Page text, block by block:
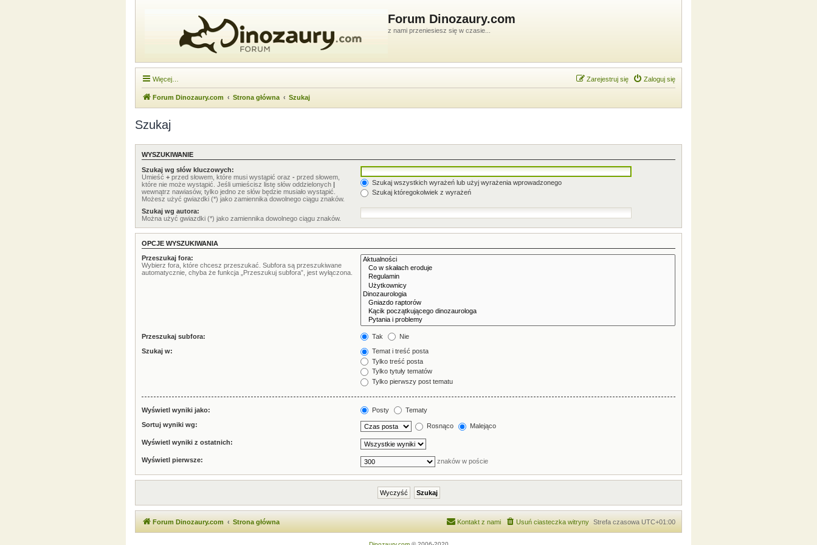
Forum Dinozaury.com
z nami przeniesiesz się w czasie...
Więcej… Zaloguj się
Zarejestruj się
Forum Dinozaury.com Strona główna Szukaj
Szukaj
WYSZUKIWANIE
Szukaj wg słów kluczowych:
Umieść + przed słowem, które musi wystąpić oraz - przed słowem,
które nie może wystąpić. Jeśli umieścisz listę słów oddzielonych |
wewnątrz nawiasów, tylko jedno ze słów będzie musiało wystąpić.
Możesz użyć gwiazdki (*) jako zamiennika dowolnego ciągu znaków.
Szukaj wszystkich wyrażeń lub użyj wyrażenia wprowadzonego
Szukaj któregokolwiek z wyrażeń
Szukaj wg autora:
Można użyć gwiazdki (*) jako zamiennika dowolnego ciągu znaków.
OPCJE WYSZUKIWANIA
Przeszukaj fora:
Wybierz fora, które chcesz przeszukać. Subfora są przeszukiwane
automatycznie, chyba że funkcja „Przeszukuj subfora”, jest wyłączona.
Przeszukaj subfora: Tak Nie
Szukaj w:
Temat i treść posta
Tylko treść posta
Tylko tytuły tematów
Tylko pierwszy post tematu
Wyświetl wyniki jako: Posty Tematy
Sortuj wyniki wg: Rosnąco Malejąco
Wyświetl wyniki z ostatnich:
Wyświetl pierwsze: znaków w poście
Forum Dinozaury.com Strona główna Strefa czasowa UTC+01:00
Usuń ciasteczka witryny
Kontakt z nami